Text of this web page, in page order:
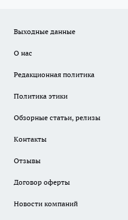
Выходные данные
О нас
Редакционная политика
Политика этики
Обзорные статьи, релизы
Контакты
Отзывы
Договор оферты
Новости компаний